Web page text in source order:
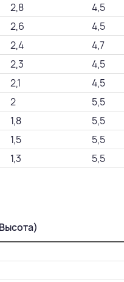
2,8
4,5
2,6
4,5
2,4
4,7
2,3
4,5
2,1
4,5
2
5,5
1,8
5,5
1,5
5,5
1,3 5,5